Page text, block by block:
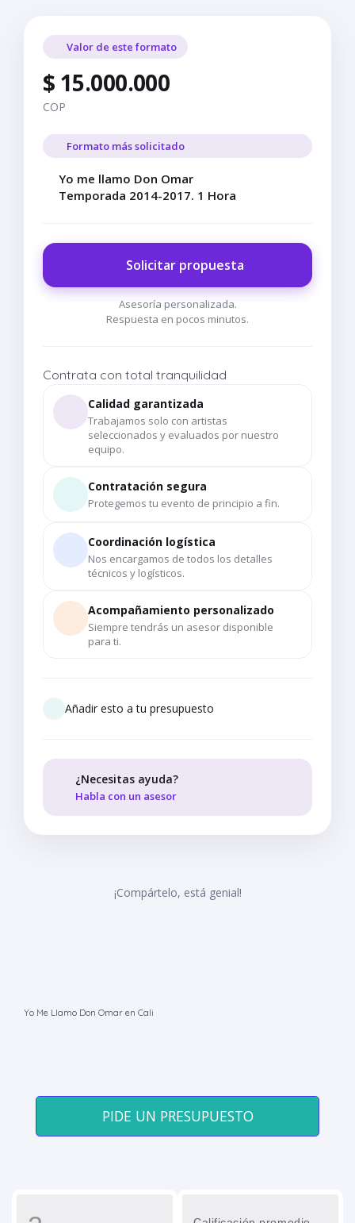
Valor de este formato
$ 15.000.000
COP
Formato más solicitado
Yo me llamo Don Omar
Temporada 2014-2017. 1 Hora
Solicitar propuesta
Asesoría personalizada.
Respuesta en pocos minutos.
Contrata con total tranquilidad
Calidad garantizada
Trabajamos solo con artistas
seleccionados y evaluados por nuestro
equipo.
Contratación segura
Protegemos tu evento de principio a fin.
Coordinación logística
Nos encargamos de todos los detalles
técnicos y logísticos.
Acompañamiento personalizado
Siempre tendrás un asesor disponible
para ti.
Añadir esto a tu presupuesto
¿Necesitas ayuda?
Habla con un asesor
¡Compártelo, está genial!
Yo Me Llamo Don Omar en Cali
PIDE UN PRESUPUESTO